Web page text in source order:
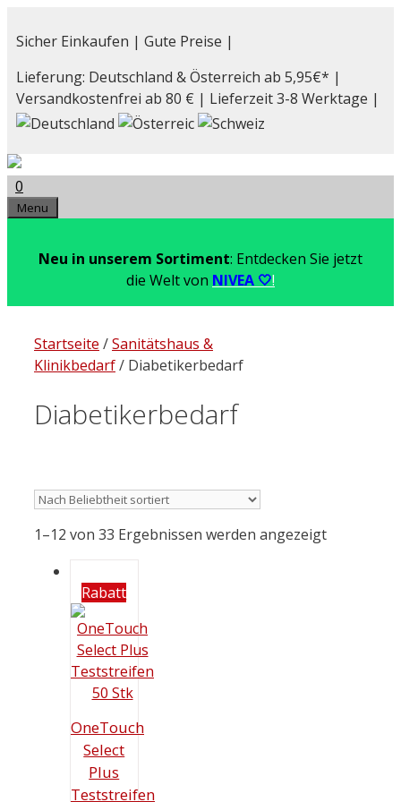
Inhalt
Sicher Einkaufen | Gute Preise |
Lieferung: Deutschland & Österreich ab 5,95€* |
Versandkostenfrei ab 80 € | Lieferzeit 3-8 Werktage |
0
Menu
Neu in unserem Sortiment: Entdecken Sie jetzt
die Welt von NIVEA 🤍!
Startseite /Sanitätshaus &
Klinikbedarf/ Diabetikerbedarf
Diabetikerbedarf
1–12 von 33 Ergebnissen werden angezeigt
Rabatt
OneTouch
Select
Plus
Teststreifen